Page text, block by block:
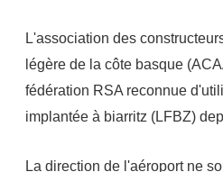
L'association des
légère de la côte basque
fédération RSA reconnue
implantée à biarritz (LFBZ)
La direction de l'aéroport ne